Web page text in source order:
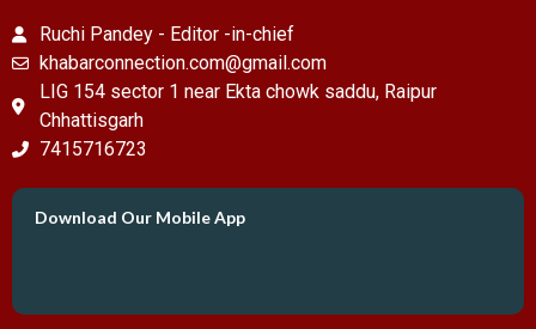
Ruchi Pandey - Editor -in-chief
khabarconnection.com@gmail.com
LIG 154 sector 1 near Ekta chowk saddu, Raipur
Chhattisgarh
7415716723
Download Our Mobile App